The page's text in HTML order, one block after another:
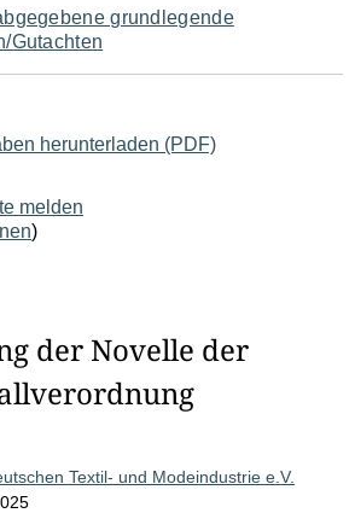
grundlegende
Gutachten
herunterladen (PDF)
melden
)
der Novelle der
Textil- und Modeindustrie e.V.